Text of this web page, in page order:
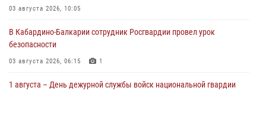
03 августа 2026, 10:05
В Кабардино‑Балкарии сотрудник Росгвардии провел урок
безопасности
03 августа 2026, 06:15 1
1 августа – День дежурной службы войск национальной гвардии